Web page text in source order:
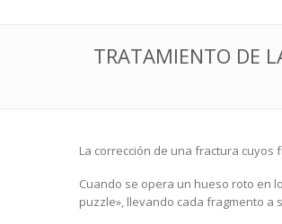
TRATAMIENTO DE
La corrección de una fractura
Cuando se opera un hueso roto en
puzzle», llevando cada fragmento a